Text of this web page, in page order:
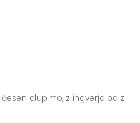
olupimo, z ingverja pa z